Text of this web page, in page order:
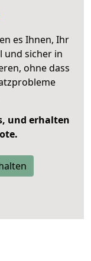
es Ihnen, Ihr
und sicher in
ohne dass
und erhalten